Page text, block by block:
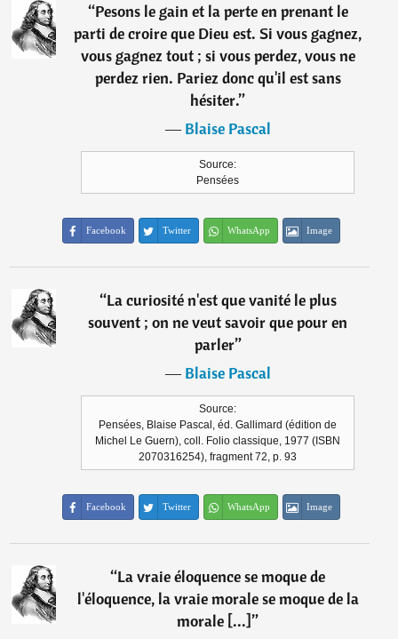
“Pesons le gain et la perte en prenant le
parti de croire que Dieu est. Si vous gagnez,
vous gagnez tout ; si vous perdez, vous ne
perdez rien. Pariez donc qu'il est sans
hésiter.”
―Blaise Pascal
Source:
Pensées
Facebook Twitter WhatsApp Image
“La curiosité n'est que vanité le plus
souvent ; on ne veut savoir que pour en
parler”
―Blaise Pascal
Source:
Pensées, Blaise Pascal, éd. Gallimard (édition de
Michel Le Guern), coll. Folio classique, 1977 (ISBN
2070316254), fragment 72, p. 93
Facebook Twitter WhatsApp Image
“La vraie éloquence se moque de
l'éloquence, la vraie morale se moque de la
morale [...]”